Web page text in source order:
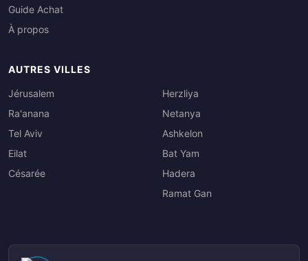
Guide Achat
À propos
AUTRES VILLES
Jérusalem
Ra'anana
Tel Aviv
Eilat
Césarée
Herzliya
Netanya
Ashkelon
Bat Yam
Hadera
Ramat Gan